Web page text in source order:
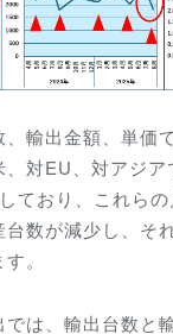
輸出金額、単価
、対EU、対アジ
ており、これら
数が減少し、そ
。
は、輸出台数と